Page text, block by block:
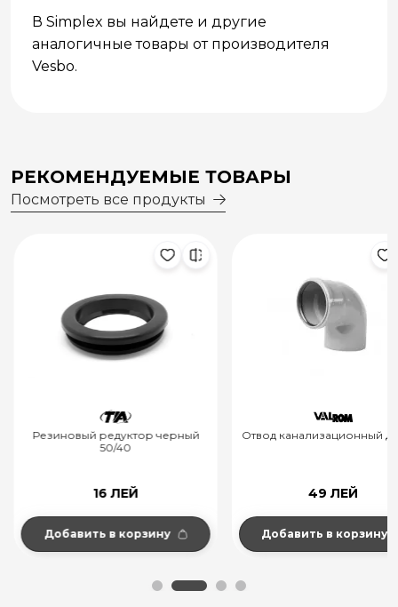
В Simplex вы найдете и другие
аналогичные товары от производителя
Vesbo.
РЕКОМЕНДУЕМЫЕ ТОВАРЫ
Посмотреть все продукты
Резиновый редуктор черный
50/40
16 ЛЕЙ
Добавить в корзину
Отвод канализационный
49 ЛЕЙ
Добавить в корзину